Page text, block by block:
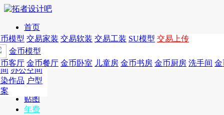
首页
发现
年费 作品 图纸 交易 软装 工装 SU模 金币
年费版块
费图纸 年费户型 年费高清 年费视频 年费模型 年费精选
作品
别墅 国外
酒店设计
设计 商业
办公空间
作品 户型
模型
模型 交易家装 交易软装 交易工装 SU模型 交易上传
金币模型
客厅 金币餐厅 金币卧室 儿童房 金币书房 金币厨房 洗手间 金
CAD
概念
贴图
年费